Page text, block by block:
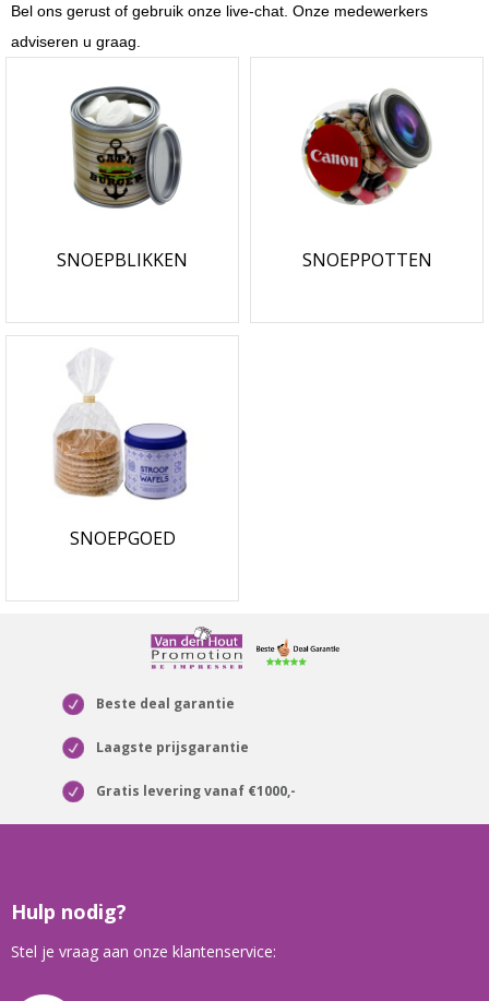
Bel ons gerust of gebruik onze live-chat. Onze medewerkers
adviseren u graag.
SNOEPBLIKKEN SNOEPPOTTEN
SNOEPGOED
Beste deal garantie
Laagste prijsgarantie
Gratis levering vanaf €1000,-
Hulp nodig?
Stel je vraag aan onze klantenservice: